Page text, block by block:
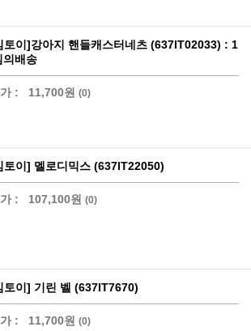
토이]강아지 핸들캐스터네츠 (637IT02033) : 1
의배송
: 11,700원 (0)
토이] 멜로디믹스 (637IT22050)
: 107,100원 (0)
토이] 기린 벨 (637IT7670)
: 11,700원 (0)